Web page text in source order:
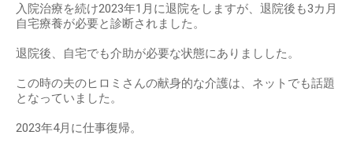
入院治療を続け2023年1月に退院をしますが、退院後も3カ月
自宅療養が必要と診断されました。
退院後、自宅でも介助が必要な状態にありましした。
この時の夫のヒロミさんの献身的な介護は、ネットでも話題
となっていました。
2023年4月に仕事復帰。